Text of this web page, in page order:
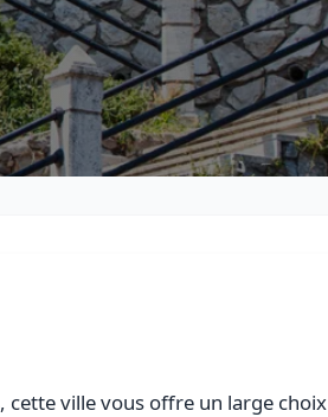
cette ville vous offre un large choix